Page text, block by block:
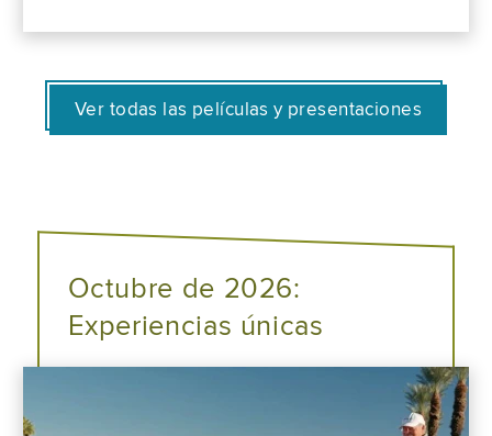
Ver todas las películas y presentaciones
Octubre de 2026:
Experiencias únicas